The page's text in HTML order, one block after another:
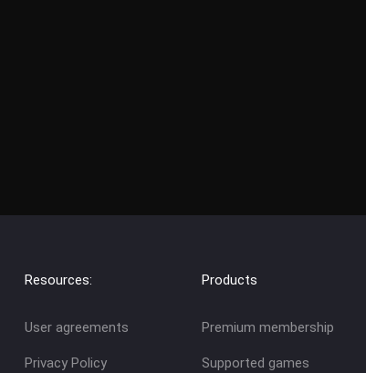
Resources:
User agreements
Privacy Policy
Products
Premium membership
Supported games